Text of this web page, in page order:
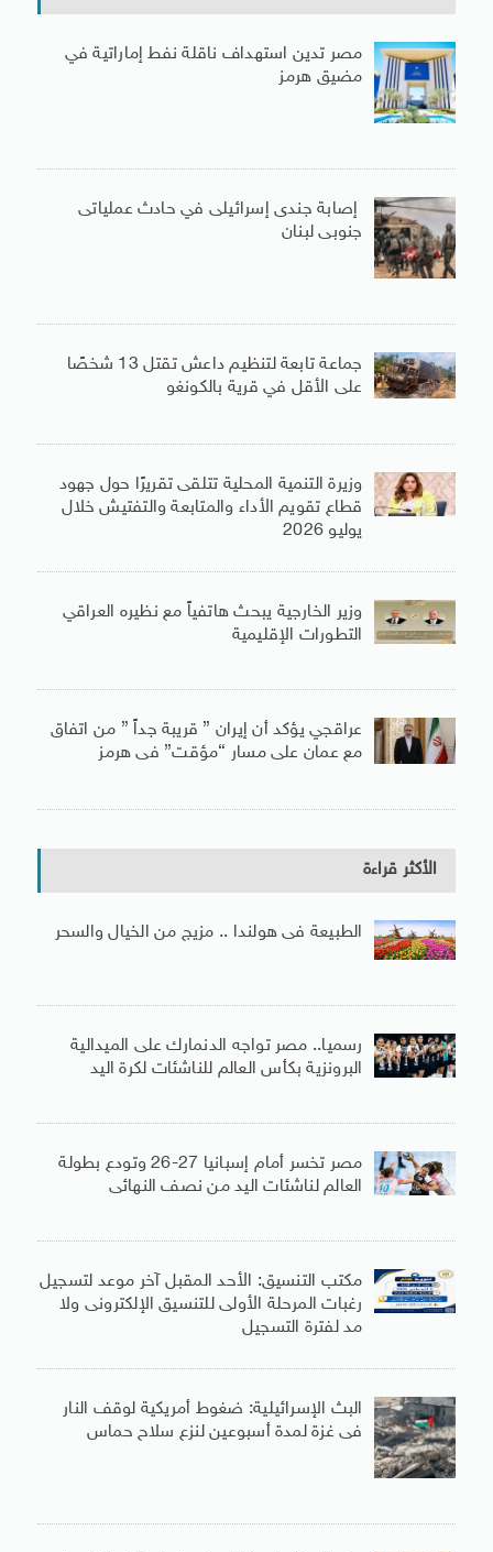
مصر تدين استهداف ناقلة نفط إماراتية في
مضيق هرمز
إصابة جندى إسرائيلى في حادث عملياتى
جنوبى لبنان
جماعة تابعة لتنظيم داعش تقتل 13 شخصًا
على الأقل في قرية بالكونغو
وزيرة التنمية المحلية تتلقى تقريرًا حول جهود
قطاع تقويم الأداء والمتابعة والتفتيش خلال
يوليو 2026
وزير الخارجية يبحث هاتفياً مع نظيره العراقي
التطورات الإقليمية
عراقجي يؤكد أن إيران ” قريبة جداً ” من اتفاق
مع عمان على مسار “مؤقت” فى هرمز
الأكثر قراءة
الطبيعة فى هولندا .. مزيج من الخيال والسحر
رسميا.. مصر تواجه الدنمارك على الميدالية
البرونزية بكأس العالم للناشئات لكرة اليد
مصر تخسر أمام إسبانيا 27-26 وتودع بطولة
العالم لناشئات اليد من نصف النهائى
مكتب التنسيق: الأحد المقبل آخر موعد لتسجيل
رغبات المرحلة الأولى للتنسيق الإلكترونى ولا
مد لفترة التسجيل
البث الإسرائيلية: ضغوط أمريكية لوقف النار
فى غزة لمدة أسبوعين لنزع سلاح حماس